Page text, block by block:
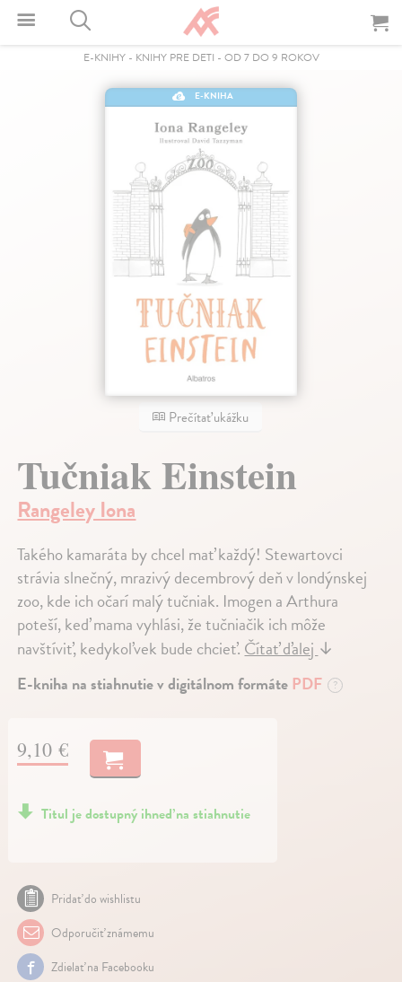
E-KNIHY- KNIHY PRE DETI - OD 7 DO 9 ROKOV
E-KNIHA
Prečítať ukážku
Tučniak Einstein
Rangeley Iona
Takého kamaráta by chcel mať každý! Stewartovci
strávia slnečný, mrazivý decembrový deň v londýnskej
zoo, kde ich očarí malý tučniak. Imogen a Arthura
poteší, keď mama vyhlási, že tučniačik ich môže
navštíviť, kedykoľvek bude chcieť.Čítať ďalej↓
E-kniha na stiahnutie v digitálnom formátePDF ?
9,10 €
Titul je dostupný ihneď na stiahnutie
Pridať do wishlistu
Odporučiť známemu
Zdielať na Facebooku